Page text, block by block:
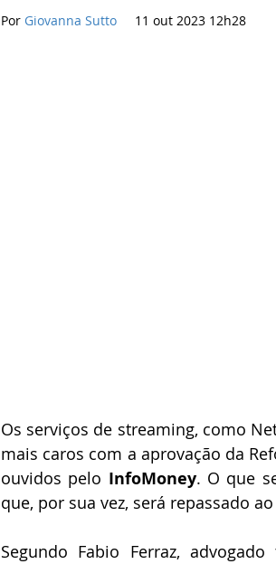
Por Giovanna Sutto
     11 out 2023 12h28
Os serviços de streaming, como
mais caros com a aprovação da
ouvidos pelo InfoMoney. O que
que, por sua vez, será repassado
Segundo Fabio Ferraz,